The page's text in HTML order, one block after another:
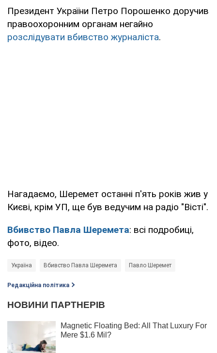
Президент України Петро Порошенко доручив
правоохоронним органам негайно
розслідувати вбивство журналіста.
Нагадаємо, Шеремет останні п'ять років жив у
Києві, крім УП, ще був ведучим на радіо "Вісті".
Вбивство Павла Шеремета: всі подробиці,
фото, відео.
Україна Вбивство Павла Шеремета Павло Шеремет
Редакційна політика